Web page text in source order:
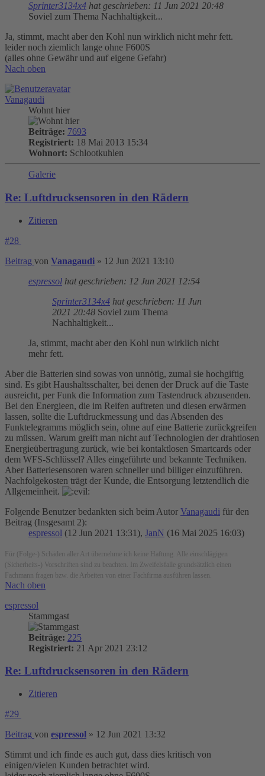
Sprinter3134x4 hat geschrieben: 11 Jun 2021 20:48
Soviel zum Thema Nachhaltigkeit...
Ja, stimmt, macht aber den Kohl nun wirklich nicht mehr fett.
leider noch ziemlich lange ohne F600S
(alles ohne Gewähr und auf eigene Gefahr)
Nach oben
Vanagaudi
Wohnt hier
Beiträge: 7693
Registriert: 18 Mai 2013 15:34
Wohnort: Schlootkuhlen
Galerie
Re: Luftdrucksensoren in den Rädern
Zitieren
#28
Beitrag von Vanagaudi » 12 Jun 2021 13:10
espressol hat geschrieben: 12 Jun 2021 12:54
Sprinter3134x4 hat geschrieben: 11 Jun
2021 20:48 Soviel zum Thema
Nachhaltigkeit...
Ja, stimmt, macht aber den Kohl nun wirklich nicht
mehr fett.
Aber die Batterien sind sowas von unnötig, zumal sie hochgiftig
sind. Es gibt Haushaltsschalter, bei denen der Druck auf die Taste
ausreicht, per Funk die Information zum Tastendruck abzusenden.
Bei den Energieen, die im Reifen auftreten und diesen erwärmen
lassen, sollte die Luftdruckmessung und das Absenden des
Funktelegramms möglich sein, ohne auf eine Batterie zurückgreifen
zu müssen. Warum greift man nicht auf Technologien der drahtlosen
Energieübertragung zurück, wie bei kontaktlosen Smartcards oder
dem WFS-Schlüssel? Alles eingeführte und bekannte Techniken.
Aber Batteriesensoren waren schneller und billiger einzuführen.
Nachfolgekosten trägt der Kunde, die Entsorgung letztendlich die
Allgemeinheit.
Folgende Benutzer bedankten sich beim Autor Vanagaudi für den
Beitrag (Insgesamt 2):
espressol (12 Jun 2021 13:31), JanN (16 Mai 2025 16:03)
Für (Folge-) Schäden aller Art übernehme ich keine Haftung. Alle einschlägigen
(Sicherheits-) Vorschriften sind zu beachten. Im Zweifelsfalle grundsätzlich einen
Fachmann fragen bzw. die Arbeiten von einer Fachfirma ausführen lassen.
Nach oben
espressol
Stammgast
Beiträge: 225
Registriert: 21 Apr 2021 23:12
Re: Luftdrucksensoren in den Rädern
Zitieren
#29
Beitrag von espressol » 12 Jun 2021 13:32
Stimmt und ich finde es auch gut, dass dies kritisch von
einigen/vielen Kunden betrachtet wird.